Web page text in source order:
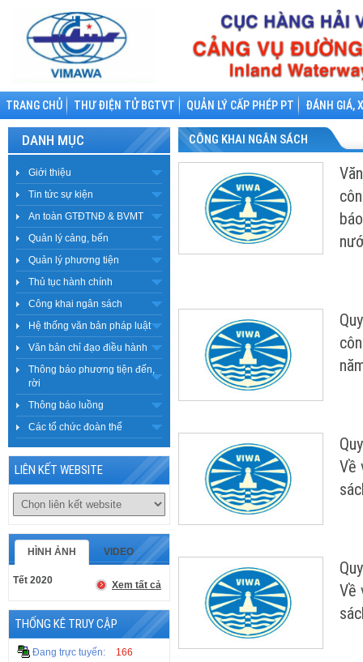
TRANG CHỦ THƯ ĐIỆN TỬ BGTVT QUẢN LÝ CẤP PHÉP PT ĐÁNH GIÁ,
DANH MỤC
Giới thiệu
Tin tức sự kiện
An toàn GTĐTNĐ & BVMT
Quản lý cảng, bến
Quản lý phương tiện
Thủ tục hành chính
Công khai ngân sách
Hệ thống văn bản pháp luật
Văn bản chỉ đạo điều hành
Thông báo phương tiện đến,
rời
Thông báo luồng
Các tổ chức đoàn thể
LIÊN KẾT WEBSITE
HÌNH ẢNH VIDEO
Tết 2020 Xem tất cả
THỐNG KÊ TRUY CẬP
Đang trực tuyến:
166
CÔNG KHAI NGÂN SÁCH
Về
Về